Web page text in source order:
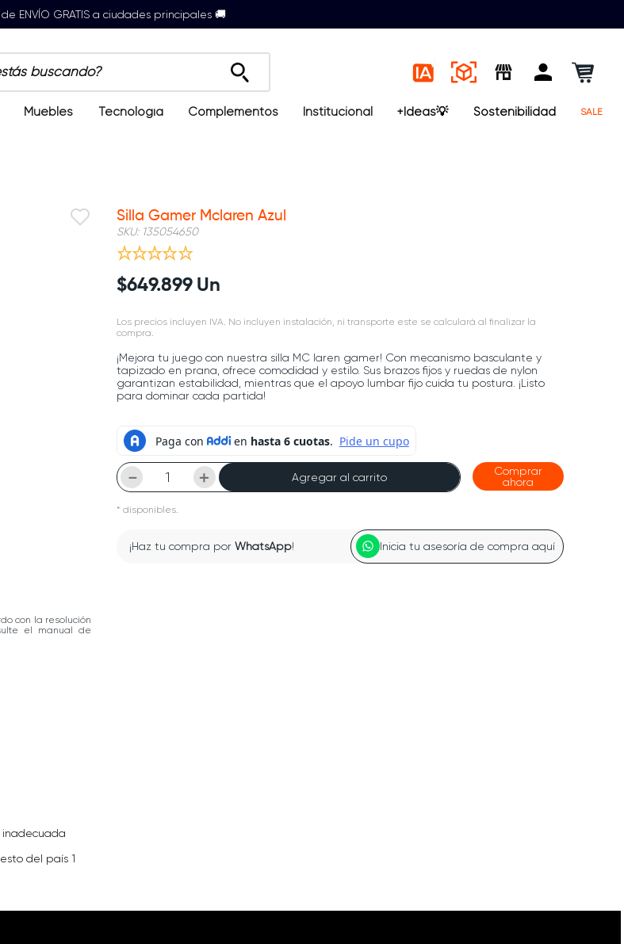
ENVÍO GRATIS a ciudades principales 🚚
buscando?
Muebles Tecnología Complementos Institucional +Ideas💡 Sostenibilidad SALE
con la resolución
el manual de
inadecuada
del país 1
Silla Gamer Mclaren Azul
SKU: 135054650
$649.899 Un
Los precios incluyen IVA. No incluyen instalación, ni transporte este se calculará al finalizar la
compra.
¡Mejora tu juego con nuestra silla MC laren gamer! Con mecanismo basculante y
tapizado en prana, ofrece comodidad y estilo. Sus brazos fijos y ruedas de nylon
garantizan estabilidad, mientras que el apoyo lumbar fijo cuida tu postura. ¡Listo
para dominar cada partida!
＋
－ Agregar al carrito
* disponibles.
Comprar
ahora
¡Haz tu compra por WhatsApp! Inicia tu asesoría de compra aquí